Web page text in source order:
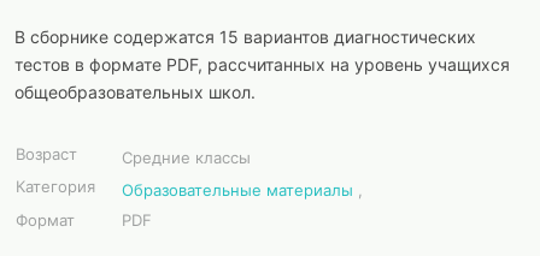
В сборнике содержатся 15 вариантов диагностических
тестов в формате PDF, рассчитанных на уровень учащихся
общеобразовательных школ.
Возраст
Средние классы
Категория
Образовательные материалы
Формат
PDF